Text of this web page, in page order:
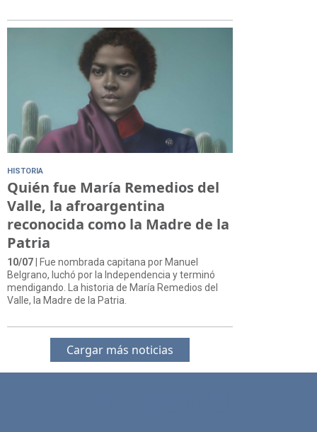
HISTORIA
Quién fue María Remedios del
Valle, la afroargentina
reconocida como la Madre de la
Patria
10/07 | Fue nombrada capitana por Manuel
Belgrano, luchó por la Independencia y terminó
mendigando. La historia de María Remedios del
Valle, la Madre de la Patria.
Cargar más noticias